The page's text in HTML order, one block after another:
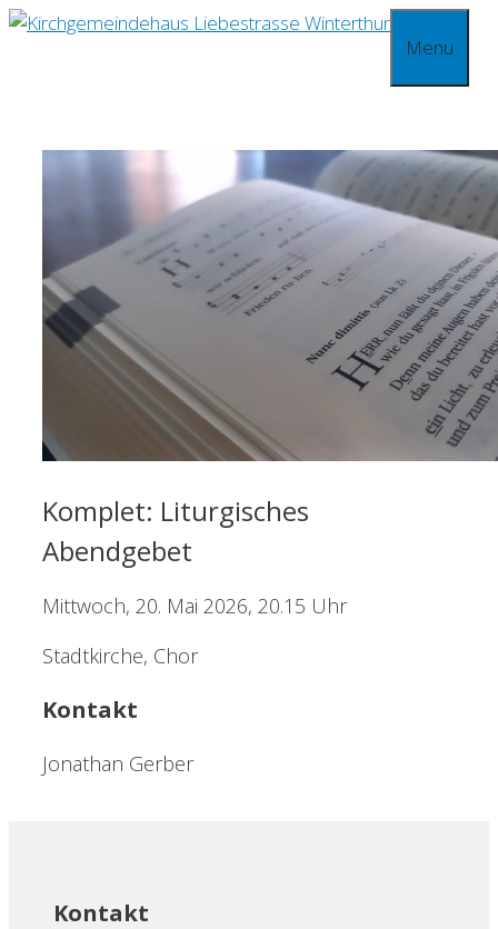
Springe
Menu
Komplet: Liturgisches
Abendgebet
Mittwoch, 20. Mai 2026, 20.15 Uhr
Stadtkirche, Chor
Kontakt
Jonathan Gerber
Kontakt